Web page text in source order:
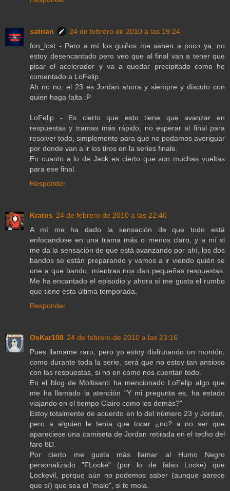
satrian
24 de febrero de 2010 a las 19:24
fon_lost - Pero a mí los guiños me saben a poco ya, no
estoy desencantado pero veo que al final van a tener que
pisar el acelerador y va a quedar precipitado como he
comentado a LoFelip.
Ah no no, el 23 es Jordan ahora y siempre y discuto con
quien haga falta :P
LoFelip - Es cierto que esto tiene que avanzar en
respuestas y tramas más rápido, no esperar al final para
resolver todo, simplemente para que no podamos averiguar
por donde van a ir los tiros en la series finale.
En cuanto a lo de Jack es cierto que son muchas vueltas
para ese final.
Responder
Kratos 24 de febrero de 2010 a las 22:40
A mí me ha dado la sensación de que todo está
enfocandose en una trama más o menos claro, y a mí si
me da la sensación de que está avanzando por ahí, los dos
bandos se están preparando y vamos a ir viendo quién se
une a que bando, mientras nos dan pequeñas respuestas.
Me ha encantado el episodio y ahora sí me gusta el rumbo
que tiene esta última temporada.
Responder
OsKar108 24 de febrero de 2010 a las 23:16
Pues llamame raro, pero yo estoy disfrutando un montón,
como durante toda la serie, será que no estoy tan ansioso
con las respuestas, si no en como nos cuentan todo.
En el blog de Moltisanti ha mencionado LoFelip algo que
me ha llamado la atención "Y mi pregunta es, ha estado
viajando en el tiempo Claire como los demás?"
Estoy totalmente de acuerdo en lo del número 23 y Jordan,
pero a alguien le tenía que tocar ¿no? a no ser que
apareciese una camiseta de Jordan retirada en el techo del
faro 8D.
Por cierto me gusta más llamar al Humo Negro
personalizado "FLocke" (por lo de falso Locke) que
Lockevil, porque aún no podemos saber (aunque parece
que sí) que sea el "malo", si te mola.